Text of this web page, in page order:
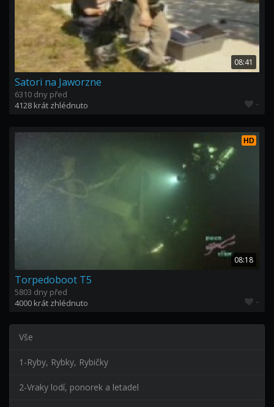
08:41
Satori na Jaworzne
6310 dny před
4128 krát zhlédnuto
-
HD
08:18
Torpedoboot T5
5803 dny před
4000 krát zhlédnuto
-
Vše
1-Ryby, Rybky, Rybičky
2-Vraky lodí, ponorek a letadel